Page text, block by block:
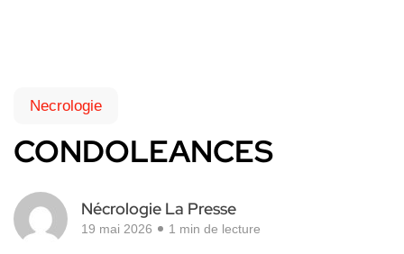
Necrologie
CONDOLEANCES
Nécrologie La Presse
19 mai 2026 1 min de lecture